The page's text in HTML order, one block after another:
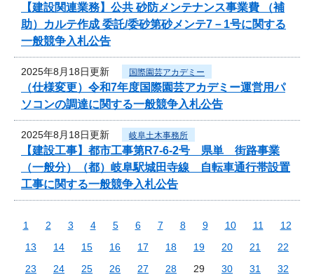
【建設関連業務】公共 砂防メンテナンス事業費 （補
助）カルテ作成 委託/委砂第砂メンテ7－1号に関する
一般競争入札公告
2025年8月18日更新 国際園芸アカデミー
（仕様変更）令和7年度国際園芸アカデミー運営用パ
ソコンの調達に関する一般競争入札公告
2025年8月18日更新 岐阜土木事務所
【建設工事】都市工事第R7-6-2号 県単 街路事業
（一般分）（都）岐阜駅城田寺線 自転車通行帯設置
工事に関する一般競争入札公告
1 2 3 4 5 6 7 8 9 10 11
12
13
14 15 16 17 18 19 20 21
22
23
24 25 26 27 28 29 30 31
32